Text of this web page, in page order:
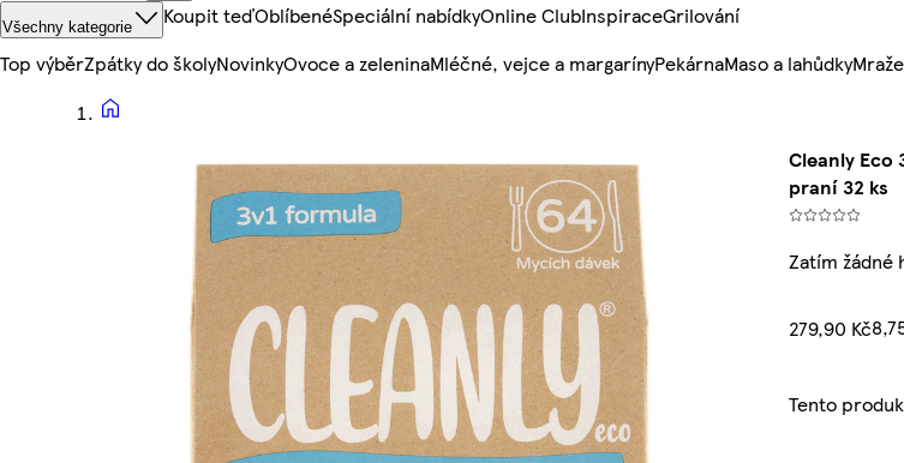
Všechny kategorie Koupit teďOblíbenéSpeciální nabídkyOnline ClubInspiraceGrilování
Top výběrZpátky do školyNovinkyOvoce a zeleninaMléčné, vejce a margarínyPekárnaMaso a lahůdky
Cleanly Eco
praní 32 ks
Zatím žádné
279,90 Kč
Tento